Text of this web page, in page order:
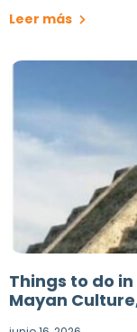
Leer más
Things to do
Mayan